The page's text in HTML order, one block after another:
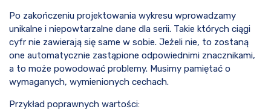
Po zakończeniu projektowania wykresu wprowadzamy
unikalne i niepowtarzalne dane dla serii. Takie których ciągi
cyfr nie zawierają się same w sobie. Jeżeli nie, to zostaną
one automatycznie zastąpione odpowiednimi znacznikami,
a to może powodować problemy. Musimy pamiętać o
wymaganych, wymienionych cechach.
Przykład poprawnych wartości: